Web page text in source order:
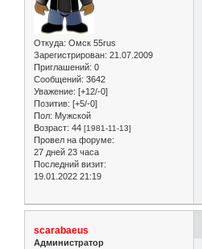
Откуда: Омск 55rus
Зарегистрирован: 21.07.2009
Приглашений: 0
Сообщений: 3642
Уважение: [+12/-0]
Позитив: [+5/-0]
Пол: Мужской
Возраст: 44 [1981-11-13]
Провел на форуме:
27 дней 23 часа
Последний визит:
19.01.2022 21:19
scarabaeus
Администратор